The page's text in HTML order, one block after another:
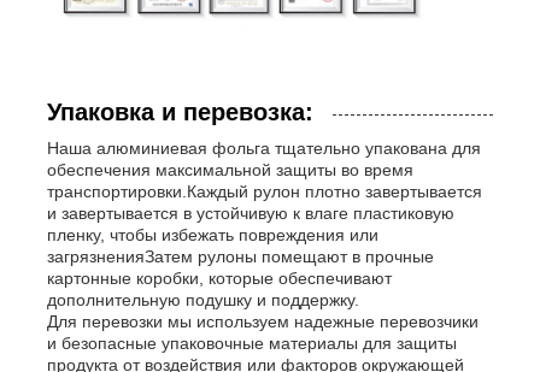
Упаковка и перевозка:
Наша алюминиевая фольга тщательно упакована для
обеспечения максимальной защиты во время
транспортировки.Каждый рулон плотно завертывается
и завертывается в устойчивую к влаге пластиковую
пленку, чтобы избежать повреждения или
загрязненияЗатем рулоны помещают в прочные
картонные коробки, которые обеспечивают
дополнительную подушку и поддержку.
Для перевозки мы используем надежные перевозчики
и безопасные упаковочные материалы для защиты
продукта от воздействия или факторов окружающей